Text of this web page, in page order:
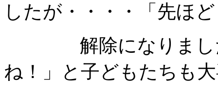
したが・・・・「先ほど
解除になりました
ね！」と子どもたちも